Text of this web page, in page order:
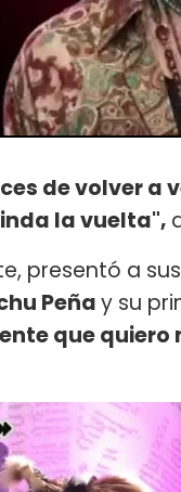
de volver a
la vuelta",
presentó a
Peñay su
que